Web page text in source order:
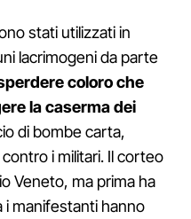
stati utilizzati in
lacrimogeni da parte
coloro che
la caserma dei
di bombe carta,
i militari. Il corteo
Veneto, ma prima ha
i manifestanti hanno